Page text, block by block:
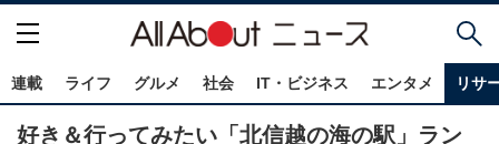
連載 ライフ グルメ 社会 IT・ビジネス エンタメ リサ
好き＆行ってみたい「北信越の海の駅」ラン